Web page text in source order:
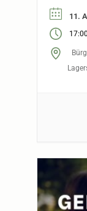
11.
17:00